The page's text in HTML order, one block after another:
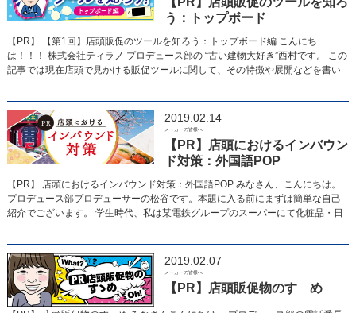
う：トップボード
【PR】 【第1回】店頭販促のツールを知ろう：トップボード編 こんにち
は！！！ 株式会社ティラノ プロデュース部の “古い建物大好き”西村です。 この
記事では現在店頭で見かける販促ツールに関して、その特徴や展開などを書い
2019.02.14
メーカーの皆様へ
【PR】店頭におけるインバウン
ド対策：外国語POP
【PR】 店頭におけるインバウンド対策：外国語POP みなさん、こんにちは。
プロデュース部プロデューサーの松谷です。本題に入る前にまずは簡単な自己
紹介でございます。 学生時代、私は某電鉄グループのスーパーにて化粧品・日
2019.02.07
メーカーの皆様へ
【PR】店頭販促物のすゝめ